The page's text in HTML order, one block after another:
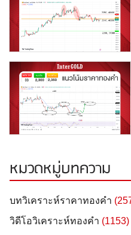
หมวดหมู่บทความ
บทวิเคราะห์ราคาทองคำ
วิดีโอวิเคราะห์ทองคำ (1153)